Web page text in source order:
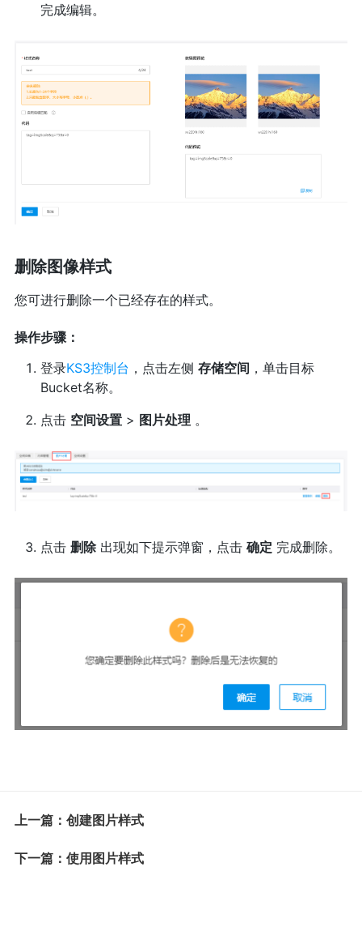
完成编辑。
删除图像样式
您可进行删除一个已经存在的样式。
操作步骤：
登录KS3控制台 ，点击左侧 存储空间 ，单击目标
Bucket名称。
点击 空间设置> 图片处理 。
点击 删除出现如下提示弹窗，点击 确定 完成删除。
上一篇：创建图片样式
下一篇：使用图片样式